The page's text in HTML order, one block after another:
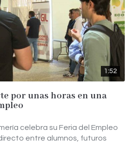
1:52
por unas horas en una
celebra su Feria del Empleo
entre alumnos, futuros